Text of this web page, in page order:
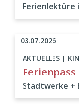
Ferienlektüre
AKTUELLES |
Ferienpass
Stadtwerke +
03.07.2026